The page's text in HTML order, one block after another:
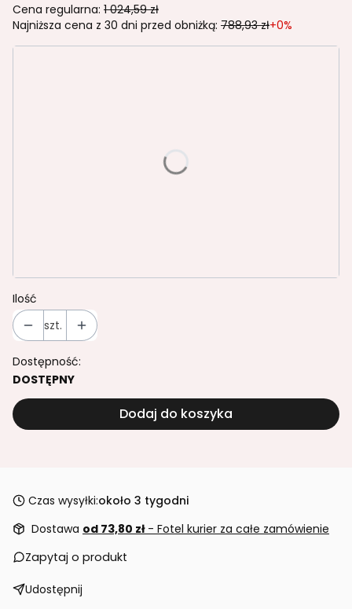
Cena regularna: 1 024,59 zł
Najniższa cena z 30 dni przed obniżką: 788,93 zł+0%
Ilość
szt.
Dostępność:
DOSTĘPNY
Dodaj do koszyka
Czas wysyłki:około 3 tygodni
Dostawa od 73,80 zł - Fotel kurier za całe zamówienie
Zapytaj o produkt
Udostępnij